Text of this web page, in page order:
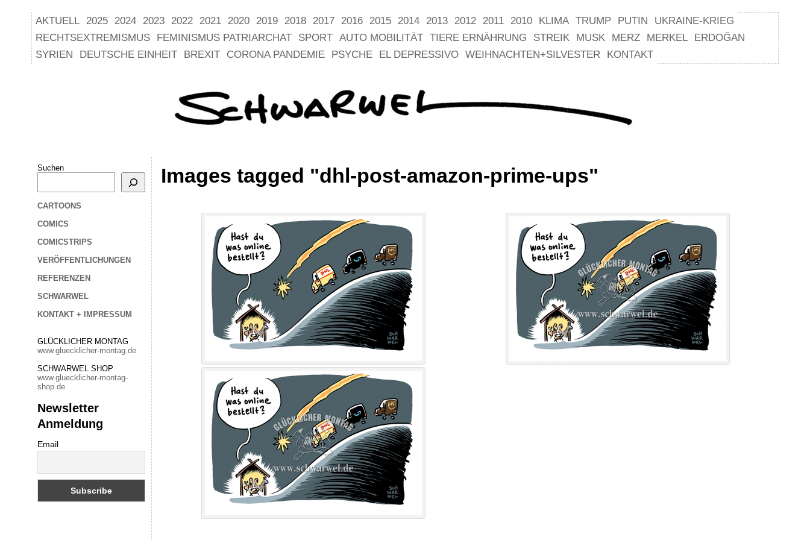
AKTUELL 2025 2024 2023 2022 2021 2020 2019 2018 2017 2016 2015 2014 2013 2012 2011 2010 KLIMA TRUMP PUTIN
UKRAINE-KRIEG
RECHTSEXTREMISMUS
FEMINISMUS PATRIARCHAT SPORT AUTO MOBILITÄT TIERE ERNÄHRUNG STREIK MUSK MERZ MERKEL
ERDOĞAN
SYRIEN
DEUTSCHE EINHEIT BREXIT CORONA PANDEMIE PSYCHE EL DEPRESSIVO WEIHNACHTEN+SILVESTER KONTAKT
Suchen
CARTOONS
COMICS
COMICSTRIPS
VERÖFFENTLICHUNGEN
REFERENZEN
SCHWARWEL
KONTAKT + IMPRESSUM
GLÜCKLICHER MONTAG
www.gluecklicher-montag.de
SCHWARWEL SHOP
www.gluecklicher-montag-
shop.de
Newsletter
Anmeldung
Email
Images tagged "dhl-post-amazon-prime-ups"